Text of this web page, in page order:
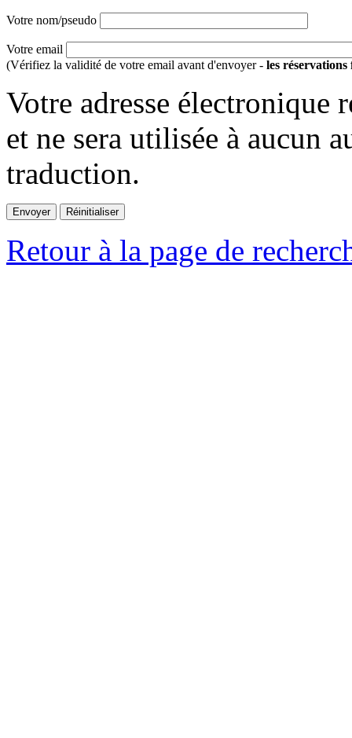
Votre nom/pseudo
Votre email
(Vérifiez la validité de votre email avant d'envoyer - les réservations
Votre adresse électronique
et ne sera utilisée à aucun
traduction.
Retour à la page de